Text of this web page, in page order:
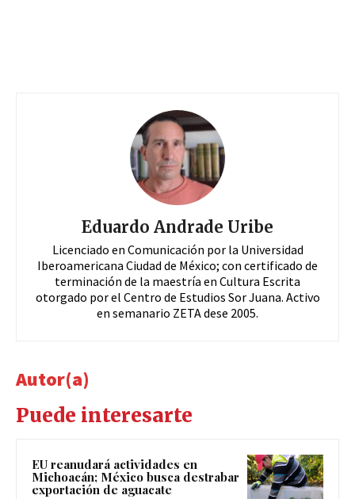
Eduardo Andrade Uribe
Licenciado en Comunicación por la Universidad
Iberoamericana Ciudad de México; con certificado de
terminación de la maestría en Cultura Escrita
otorgado por el Centro de Estudios Sor Juana. Activo
en semanario ZETA dese 2005.
Autor(a)
Puede interesarte
EU reanudará actividades en
Michoacán; México busca destrabar
exportación de aguacate